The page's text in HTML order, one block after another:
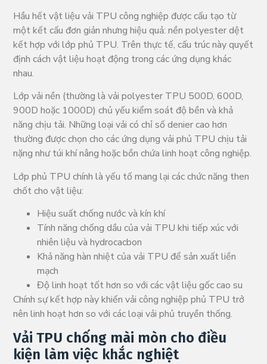
Hầu hết vật liệu vải TPU công nghiệp được cấu tạo từ
một kết cấu đơn giản nhưng hiệu quả: nền polyester dệt
kết hợp với lớp phủ TPU. Trên thực tế, cấu trúc này quyết
định cách vật liệu hoạt động trong các ứng dụng khác
nhau.
Lớp vải nền (thường là vải polyester TPU 500D, 600D,
900D hoặc 1000D) chủ yếu kiểm soát độ bền và khả
năng chịu tải. Những loại vải có chỉ số denier cao hơn
thường được chọn cho các ứng dụng vải phủ TPU chịu tải
nặng như túi khí nâng hoặc bồn chứa linh hoạt công nghiệp.
Lớp phủ TPU chính là yếu tố mang lại các chức năng then
chốt cho vật liệu:
Hiệu suất chống nước và kín khí
Tính năng chống dầu của vải TPU khi tiếp xúc với
nhiên liệu và hydrocacbon
Khả năng hàn nhiệt của vải TPU để sản xuất liền
mạch
Độ linh hoạt tốt hơn so với các vật liệu gốc cao su
Chính sự kết hợp này khiến vải công nghiệp phủ TPU trở
nên linh hoạt hơn so với các loại vải phủ truyền thống.
Vải TPU chống mài mòn cho điều
kiện làm việc khắc nghiệt